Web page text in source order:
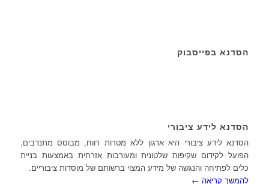
הסדנא בפייסבוק
הסדנא לידע ציבורי
הסדנא לידע ציבורי היא ארגון ללא מטרות רווח, מבוסס מתנדבים,
הפועל לקידום שקיפות שלטונית ומעורבות אזרחית באמצעות בניית
כלים לפתיחה והנגשה של מידע המצוי ברשותם של מוסדות ציבוריים.
להמשך קריאה ←